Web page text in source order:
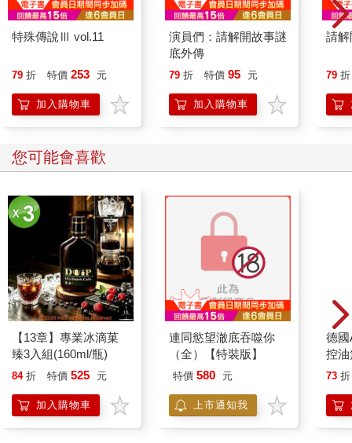
特殊傳說Ⅲ vol.11
79 折 特價 253 元
加入購物車
演員們：請解開故事謎
底外傳
79 折 特價 95 元
加入購物車
請解
79 折
您可能會喜歡
【13章】專業冰滴菓
臻3入組(160ml/瓶)
84 折 特價 525 元
加入購物車
連同慾望澈底吞噬你
（全）【特裝版】
特價 580 元
上市通知我
德國
控
凝露
調
滋
73 折